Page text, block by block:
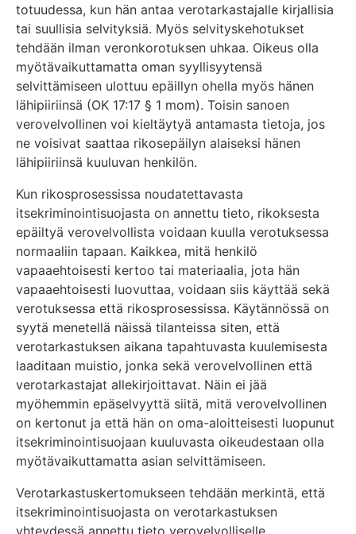
totuudessa, kun hän antaa verotarkastajalle kirjallisia
tai suullisia selvityksiä. Myös selvityskehotukset
tehdään ilman veronkorotuksen uhkaa. Oikeus olla
myötävaikuttamatta oman syyllisyytensä
selvittämiseen ulottuu epäillyn ohella myös hänen
lähipiiriinsä (OK 17:17 § 1 mom). Toisin sanoen
verovelvollinen voi kieltäytyä antamasta tietoja, jos
ne voisivat saattaa rikosepäilyn alaiseksi hänen
lähipiiriinsä kuuluvan henkilön.
Kun rikosprosessissa noudatettavasta
itsekriminointisuojasta on annettu tieto, rikoksesta
epäiltyä verovelvollista voidaan kuulla verotuksessa
normaaliin tapaan. Kaikkea, mitä henkilö
vapaaehtoisesti kertoo tai materiaalia, jota hän
vapaaehtoisesti luovuttaa, voidaan siis käyttää sekä
verotuksessa että rikosprosessissa. Käytännössä on
syytä menetellä näissä tilanteissa siten, että
verotarkastuksen aikana tapahtuvasta kuulemisesta
laaditaan muistio, jonka sekä verovelvollinen että
verotarkastajat allekirjoittavat. Näin ei jää
myöhemmin epäselvyyttä siitä, mitä verovelvollinen
on kertonut ja että hän on oma-aloitteisesti luopunut
itsekriminointisuojaan kuuluvasta oikeudestaan olla
myötävaikuttamatta asian selvittämiseen.
Verotarkastuskertomukseen tehdään merkintä, että
itsekriminointisuojasta on verotarkastuksen
yhteydessä annettu tieto verovelvolliselle.